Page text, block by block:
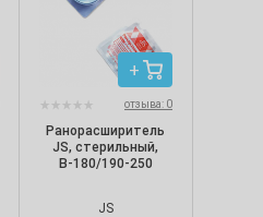
отзыва: 0
Ранорасширитель
JS, стерильный,
В-180/190-250
JS